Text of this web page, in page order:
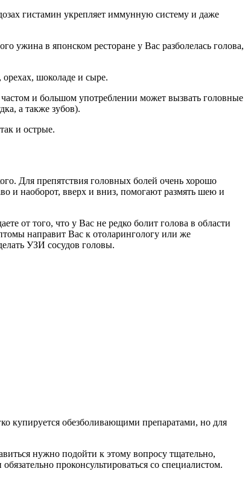
гистамин укрепляет иммунную систему и даже
ужина в японском ресторане у Вас разболелась голова,
шоколаде и сыре.
и большом употреблении может вызвать головные
а также зубов).
и острые.
Для препятствия головных болей очень хорошо
и наоборот, вверх и вниз, помогают размять шею и
от того, что у Вас не редко болит голова в области
направит Вас к отоларингологу или же
УЗИ сосудов головы.
купируется обезболивающими препаратами, но для
нужно подойти к этому вопросу тщательно,
проконсультироваться со специалистом.